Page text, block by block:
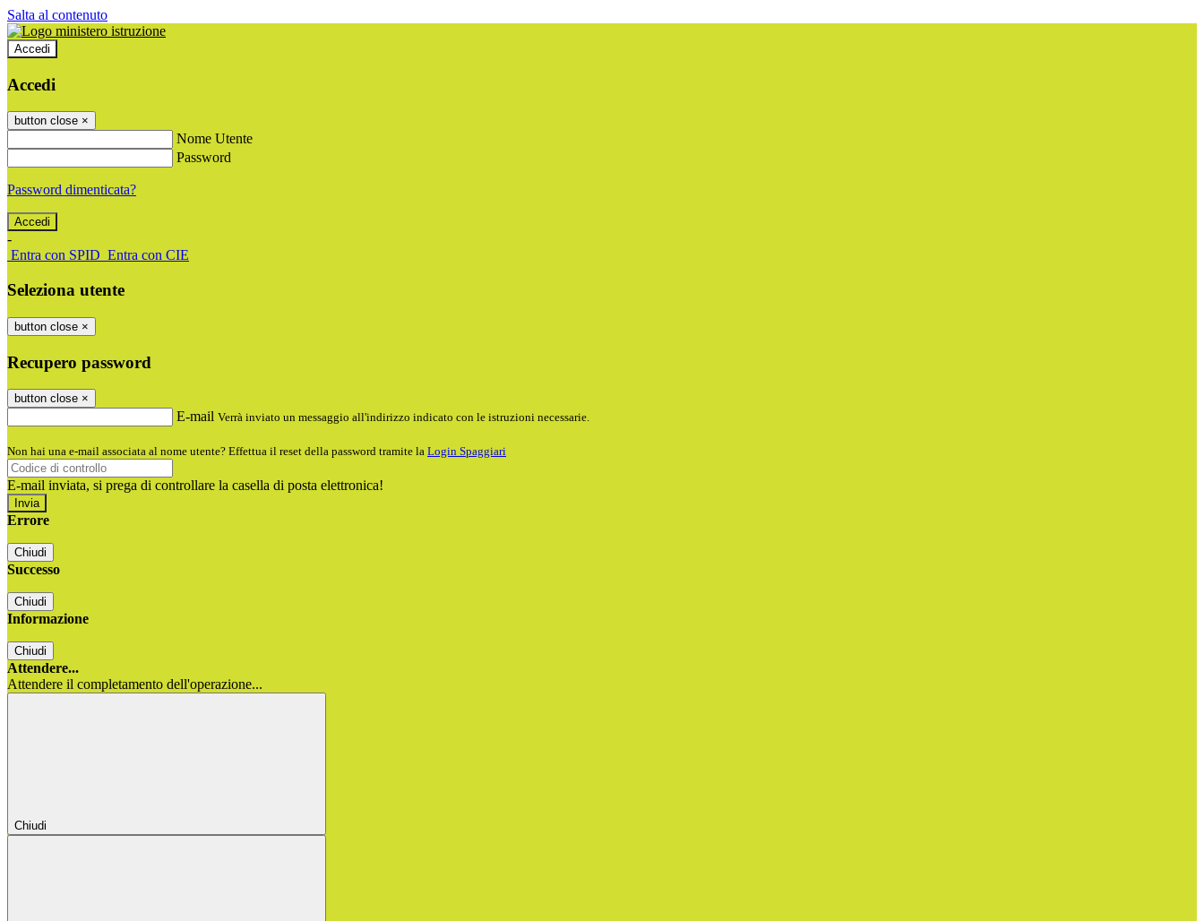
Salta al contenuto
Accedi
Accedi
button close ×
Nome Utente
Password
Password dimenticata?
-
Entra con SPID Entra con CIE
Seleziona utente
button close ×
Recupero password
button close ×
E-mail Verrà inviato un messaggio all'indirizzo indicato con le istruzioni necessarie.
Non hai una e-mail associata al nome utente? Effettua il reset della password tramite la Login Spaggiari
E-mail inviata, si prega di controllare la casella di posta elettronica!
Errore
Chiudi
Successo
Chiudi
Informazione
Chiudi
Attendere...
Attendere il completamento dell'operazione...
Chiudi